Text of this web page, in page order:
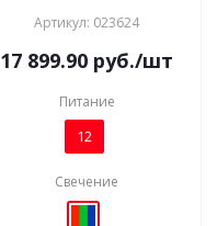
Артикул: 023624
17 899.90 руб./шт
Питание
12
Свечение